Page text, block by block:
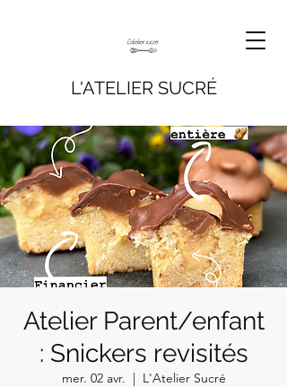
L'ATELIER SUCRÉ
Atelier Parent/enfant
: Snickers revisités
mer. 02 avr.
  |
L'Atelier Sucré